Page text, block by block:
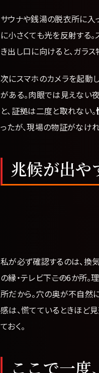
サウナや銭湯の脱衣所に入
に小さくても光を反射する
き出し口に向けると、ガラ
次にスマホのカメラを起動
がある。肉眼では見えない
と、証拠は二度と取れない。
ったが、現場の物証がなけ
兆候が出や
私が必ず確認するのは、換
の縁・テレビ下――この6か所
所だから。穴の奥が不自然
感は、慌てているときほど
ておく。
ここで一度